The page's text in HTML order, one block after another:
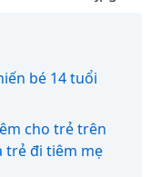
bé 14 tuổi
cho trẻ trên
trẻ đi tiêm mẹ